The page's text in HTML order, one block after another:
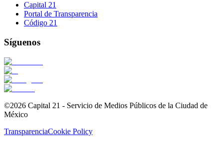
Capital 21
Portal de Transparencia
Código 21
Síguenos
©2026 Capital 21 - Servicio de Medios Públicos de la Ciudad de
México
TransparenciaCookie Policy